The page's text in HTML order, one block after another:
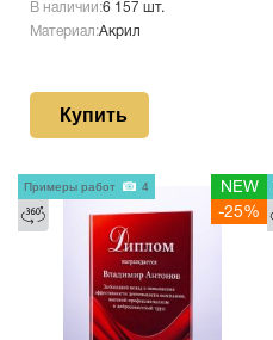
В наличии:6 157 шт.
Материал:Акрил
Купить
NEW
-25%
Примеры работ 4